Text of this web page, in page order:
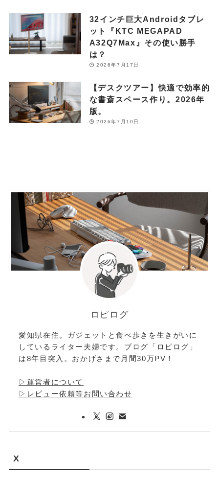
32インチ巨大Androidタブレ
ット『KTC MEGAPAD
A32Q7Max』その使い勝手
は？
2026年7月17日
【デスクツアー】快適で効率的
な書斎スペース作り。2026年
版。
2026年7月10日
ロピログ
愛知県在住。ガジェットと食べ歩きを生きがいに
しているライター夫婦です。ブログ「ロピログ」
は8年目突入。おかげさまで月間30万PV！
▷運営者について
▷レビュー依頼等お問い合わせ
X